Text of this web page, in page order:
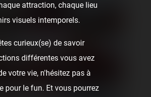
attraction, chaque lieu
visuels intemporels.
curieux(se) de savoir
différentes vous avez
votre vie, n'hésitez pas à
pour le fun. Et vous pourrez